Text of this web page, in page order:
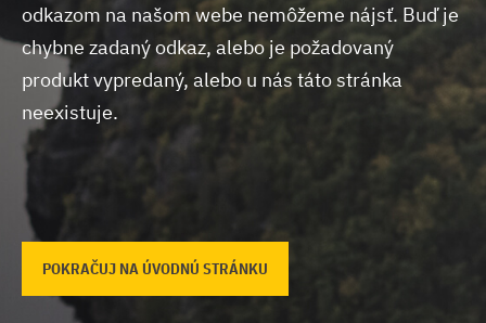
odkazom na našom webe nemôžeme nájsť. Buď je
chybne zadaný odkaz, alebo je požadovaný
produkt vypredaný, alebo u nás táto stránka
neexistuje.
POKRAČUJ NA ÚVODNÚ STRÁNKU